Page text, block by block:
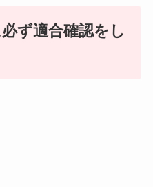
ず適合確認をし